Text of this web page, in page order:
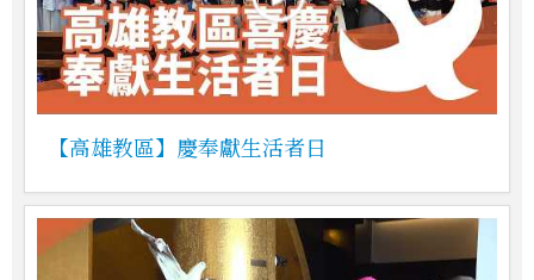
【高雄教區】慶奉獻生活者日